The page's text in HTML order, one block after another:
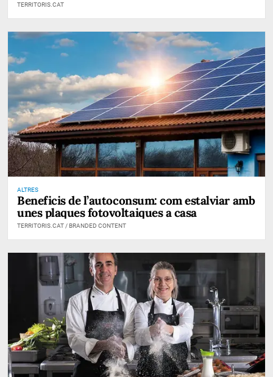
TERRITORIS.CAT
ALTRES
Beneficis de l’autoconsum: com estalviar amb
unes plaques fotovoltaiques a casa
TERRITORIS.CAT / BRANDED CONTENT